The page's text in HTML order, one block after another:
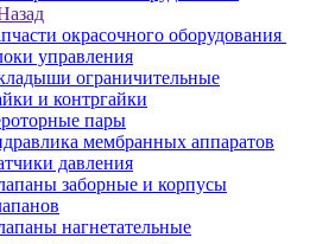
окрасочного оборудования
управления
ограничительные
и контргайки
пары
мембранных аппаратов
давления
заборные и корпусы
нагнетательные